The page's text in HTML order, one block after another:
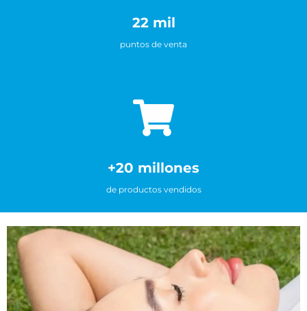
22 mil
puntos de venta
+20 millones
de productos vendidos